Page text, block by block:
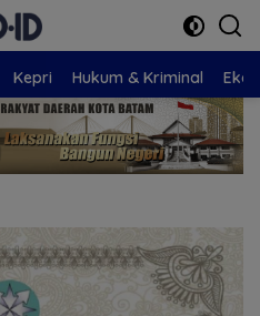
Kepri Hukum & Kriminal